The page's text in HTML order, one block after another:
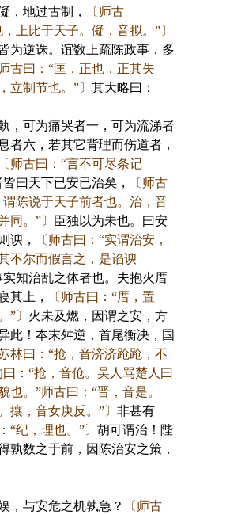
，地过古制，
〔师古
上比于天子。儗，音拟。”〕
为逆诛。谊数上疏陈政事，多
师古曰：“匡，正也，正其失
立制节也。”〕 其大略曰：
可为痛哭者一，可为流涕者
者六，若其它背理而伤道者，
〔师古曰：“言不可尽条记
曰天下已安已治矣，
〔师古
谓陈说于天子前者也。治，音
同。”〕
臣独以为未也。曰安
谀，
〔师古曰：“实谓治安，
不尔而假言之，是谄谀
实知治乱之体者也。夫抱火厝
其上，
〔师古曰：“厝，置
”〕 火未及燃，因谓之安，方
此！夲末舛逆，首尾衡决，国
林曰：“抢，音济济跄跄，不
：“抢，音伧。吴人骂楚人曰
也。”师古曰：“晋，音是。
攘，音女庚反。”〕 非甚有
“纪，理也。”〕 胡可谓治！陛
孰数之于前，因陈治安之策，
与安危之机孰急？ 〔师古